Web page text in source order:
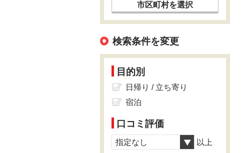
市区町村を選択
検索条件を変更
目的別
日帰り / 立ち寄り
宿泊
口コミ評価
指定なし 以上